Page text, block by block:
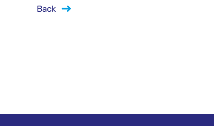
Back